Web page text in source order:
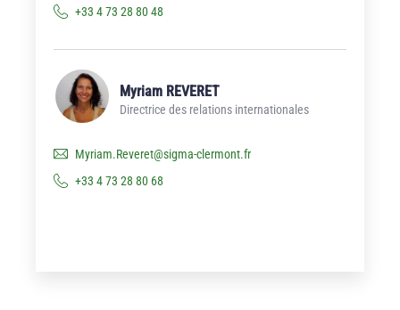
+33 4 73 28 80 48
Myriam REVERET
Directrice des relations internationales
Myriam.Reveret@sigma-clermont.fr
+33 4 73 28 80 68